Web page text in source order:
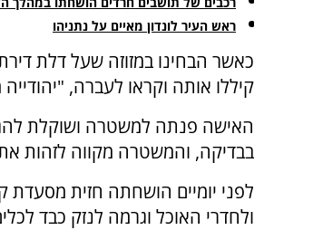
ראש העיר לונדון מאיים על נתניהו
כאשר הבחינו במזוזה שעל דלת
קיללו אותה וקראו לעברה,
האישה פנתה למשטרה ושוקלת
בבדיקה, והמשטרה מקווה לזהות
ולחדרי האוכל וגרמה לנזק כבד